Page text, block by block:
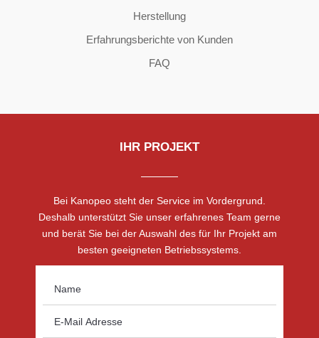
Herstellung
Erfahrungsberichte von Kunden
FAQ
IHR PROJEKT
Bei Kanopeo steht der Service im Vordergrund.
Deshalb unterstützt Sie unser erfahrenes Team gerne
und berät Sie bei der Auswahl des für Ihr Projekt am
besten geeigneten Betriebssystems.